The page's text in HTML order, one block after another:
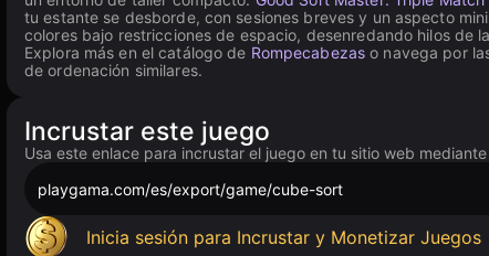
tu estante se desborde, con sesiones breves y un aspecto
colores bajo restricciones de espacio, desenredando hilos de
Explora más en el catálogo de Rompecabezas o navega por
de ordenación similares.
Incrustar este juego
Usa este enlace para incrustar el juego en tu sitio web
playgama.com/es/export/game/cube-sort
Inicia sesión para Incrustar y Monetizar Juegos